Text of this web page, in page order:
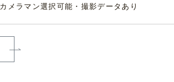
カメラマン選択可能・撮影データあり